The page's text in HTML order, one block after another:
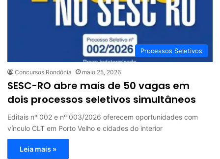
Processos Seletivos
Concursos Rondônia maio 25, 2026
SESC-RO abre mais de 50 vagas em
dois processos seletivos simultâneos
Editais nº 002 e nº 003/2026 oferecem oportunidades com
vínculo CLT em Porto Velho e cidades do interior
Leia mais »